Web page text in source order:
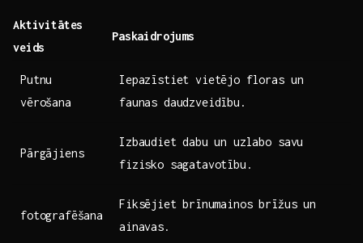
Aktivitātes
veids
Paskaidrojums
Putnu
vērošana
Iepazīstiet vietējo floras​ un⁢
faunas daudzveidību.
Pārgājiens
Izbaudiet ⁢dabu un uzlabo savu
fizisko sagatavotību.
fotografēšana
Fiksējiet⁢ brīnumainos brīžus un
ainavas.